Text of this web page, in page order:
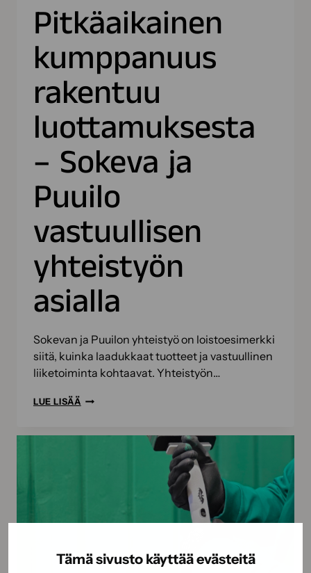
Tämä sivusto käyttää evästeitä
Pitkäaikainen
kumppanuus
rakentuu
luottamuksesta
– Sokeva ja
Puuilo
vastuullisen
yhteistyön
asialla
Sokevan ja Puuilon yhteistyö on loistoesimerkki
siitä, kuinka laadukkaat tuotteet ja vastuullinen
liiketoiminta kohtaavat. Yhteistyön…
LUE LISÄÄ PITKÄAIKAINEN
RAKENTUU
LUOTTAMUKSESTA
ASIALLA